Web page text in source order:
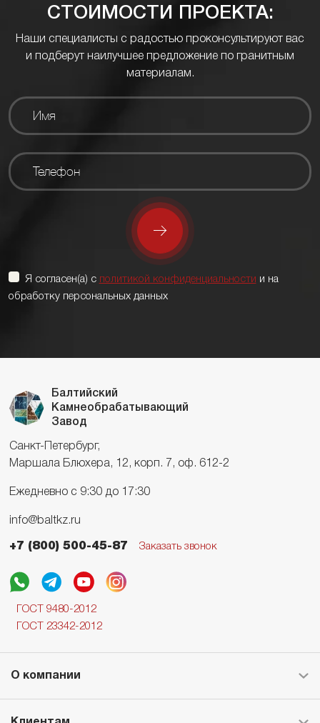
СТОИМОСТИ ПРОЕКТА:
Наши специалисты с радостью проконсультируют вас
и подберут наилучшее предложение по гранитным
материалам.
Я согласен(а) с политикой конфиденциальности и на
обработку персональных данных
Балтийский
Камнеобрабатывающий
Завод
Санкт-Петербург,
Маршала Блюхера, 12, корп. 7, оф. 612-2
Ежедневно с 9:30 до 17:30
info@baltkz.ru
+7 (800) 500-45-87 Заказать звонок
ГОСТ 9480-2012
ГОСТ 23342-2012
О компании